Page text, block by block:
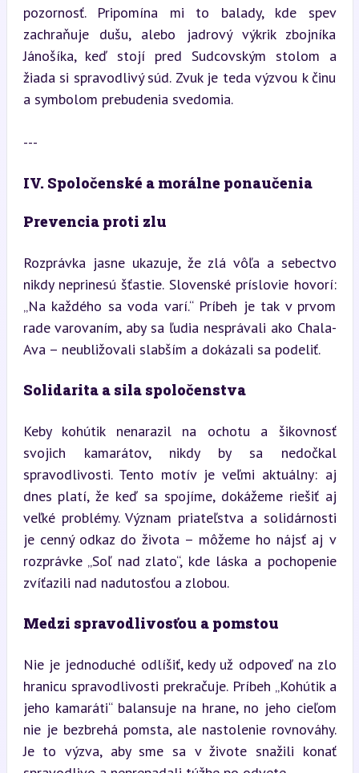
pozornosť. Pripomína mi to balady, kde spev
zachraňuje dušu, alebo jadrový výkrik zbojníka
Jánošíka, keď stojí pred Sudcovským stolom a
žiada si spravodlivý súd. Zvuk je teda výzvou k činu
a symbolom prebudenia svedomia.
---
IV. Spoločenské a morálne ponaučenia
Prevencia proti zlu
Rozprávka jasne ukazuje, že zlá vôľa a sebectvo
nikdy neprinesú šťastie. Slovenské príslovie hovorí:
„Na každého sa voda varí.“ Príbeh je tak v prvom
rade varovaním, aby sa ľudia nesprávali ako Chala-
Ava – neubližovali slabším a dokázali sa podeliť.
Solidarita a sila spoločenstva
Keby kohútik nenarazil na ochotu a šikovnosť
svojich kamarátov, nikdy by sa nedočkal
spravodlivosti. Tento motív je veľmi aktuálny: aj
dnes platí, že keď sa spojíme, dokážeme riešiť aj
veľké problémy. Význam priateľstva a solidárnosti
je cenný odkaz do života – môžeme ho nájsť aj v
rozprávke „Soľ nad zlato“, kde láska a pochopenie
zvíťazili nad nadutosťou a zlobou.
Medzi spravodlivosťou a pomstou
Nie je jednoduché odlíšiť, kedy už odpoveď na zlo
hranicu spravodlivosti prekračuje. Príbeh „Kohútik a
jeho kamaráti“ balansuje na hrane, no jeho cieľom
nie je bezbrehá pomsta, ale nastolenie rovnováhy.
Je to výzva, aby sme sa v živote snažili konať